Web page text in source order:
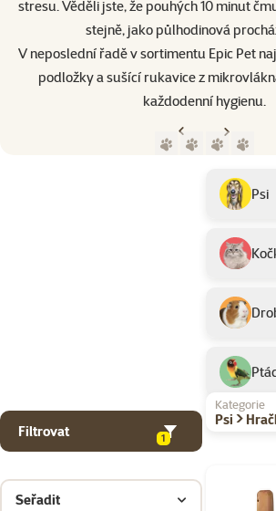
stresu. Věděli jste, že pouhých 10 minut
stejně, jako půlhodinová
V neposlední řadě v sortimentu Epic Pet
podložky a sušící rukavice z
každodenní hygienu.
Předchozí strana
Podkategorie
Psi
Filtrovat 1
Kategorie
Psi >
Seřadit